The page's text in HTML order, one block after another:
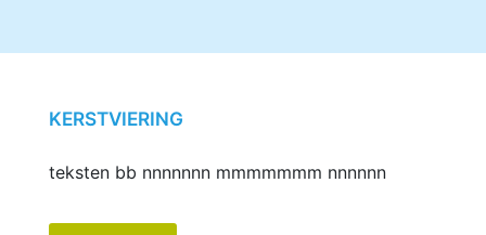
KERSTVIERING
teksten bb nnnnnnn mmmmmmm nnnnnn